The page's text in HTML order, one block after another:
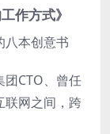
作方式》
CTO、曾任
联网之间，跨